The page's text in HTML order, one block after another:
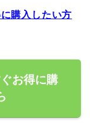
購入したい方
お得に購